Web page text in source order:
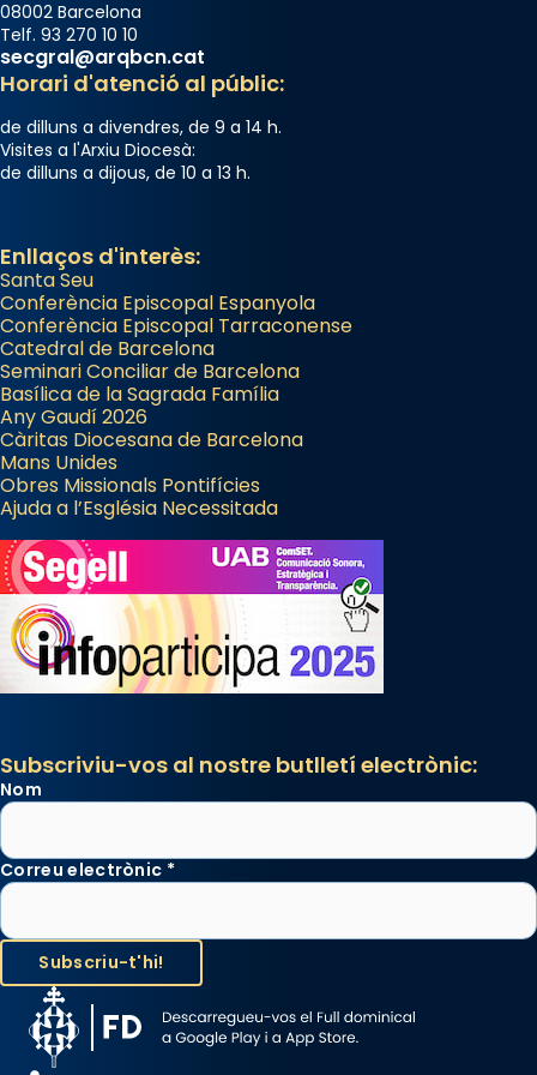
08002 Barcelona
Telf. 93 270 10 10
secgral@arqbcn.cat
Horari d'atenció al públic:
de dilluns a divendres, de 9 a 14 h.
Visites a l'Arxiu Diocesà:
de dilluns a dijous, de 10 a 13 h.
Enllaços d'interès:
Santa Seu
Conferència Episcopal Espanyola
Conferència Episcopal Tarraconense
Catedral de Barcelona
Seminari Conciliar de Barcelona
Basílica de la Sagrada Família
Any Gaudí 2026
Càritas Diocesana de Barcelona
Mans Unides
Obres Missionals Pontifícies
Ajuda a l’Església Necessitada
Subscriviu-vos al nostre butlletí electrònic:
Nom
Correu electrònic *